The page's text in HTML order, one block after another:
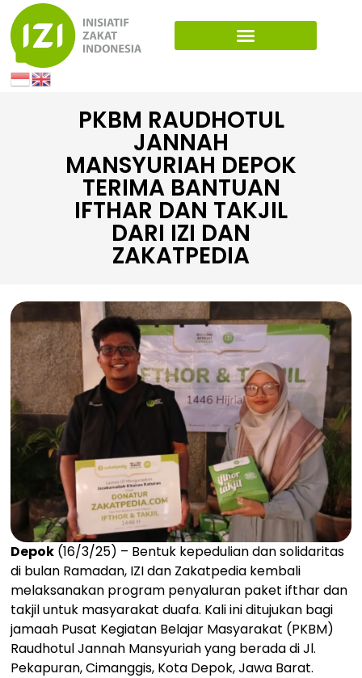
PKBM RAUDHOTUL
JANNAH
MANSYURIAH DEPOK
TERIMA BANTUAN
IFTHAR DAN TAKJIL
DARI IZI DAN
ZAKATPEDIA
Depok (16/3/25) – Bentuk kepedulian dan solidaritas
di bulan Ramadan, IZI dan Zakatpedia kembali
melaksanakan program penyaluran paket ifthar dan
takjil untuk masyarakat duafa. Kali ini ditujukan bagi
jamaah Pusat Kegiatan Belajar Masyarakat (PKBM)
Raudhotul Jannah Mansyuriah yang berada di Jl.
Pekapuran, Cimanggis, Kota Depok, Jawa Barat.